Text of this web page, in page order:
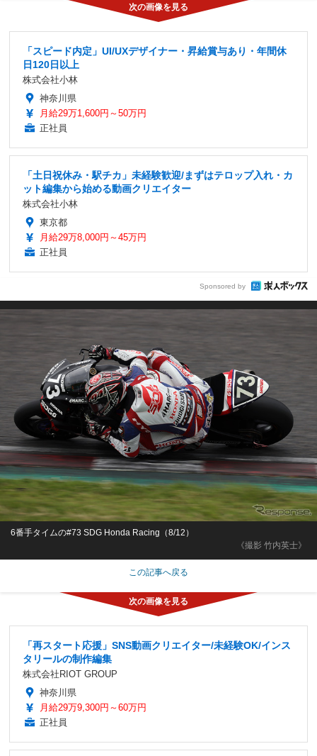
「スピード内定」UI/UXデザイナー・昇給賞与あり・年間休
日120日以上
株式会社小林
神奈川県
月給29万1,600円～50万円
正社員
「土日祝休み・駅チカ」未経験歓迎/まずはテロップ入れ・カ
ット編集から始める動画クリエイター
株式会社小林
東京都
月給29万8,000円～45万円
正社員
Sponsored by
《撮影 竹内英士》
6番手タイムの#73 SDG Honda Racing（8/12）
この記事へ戻る
「再スタート応援」SNS動画クリエイター/未経験OK/インス
タリールの制作編集
株式会社RIOT GROUP
神奈川県
月給29万9,300円～60万円
正社員